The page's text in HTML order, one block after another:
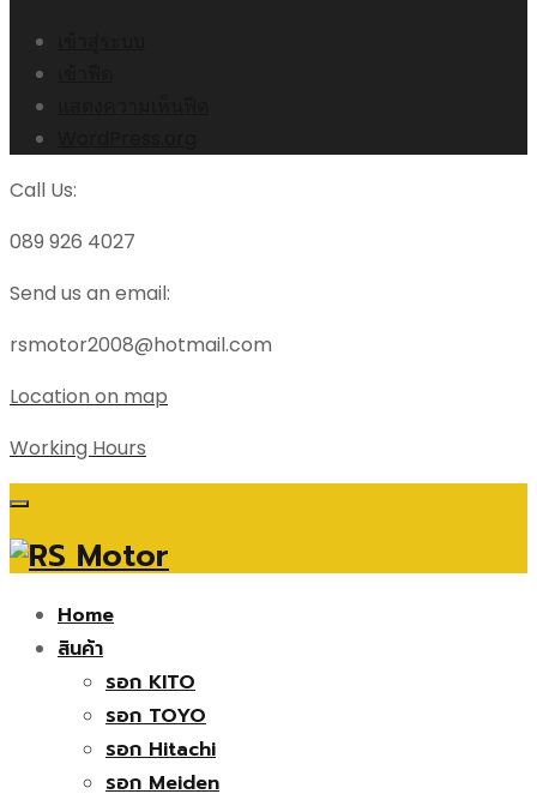
Call Us:
089 926 4027
Send us an email:
rsmotor2008@hotmail.com
Location on map
Working Hours
Home
สินค้า
รอก KITO
รอก TOYO
รอก Hitachi
รอก Meiden